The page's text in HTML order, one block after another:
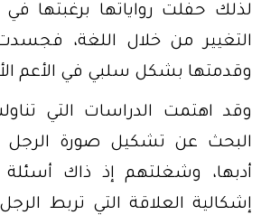
لذلك حفلت رواياتها برغبتها في
التغيير من خلال اللغة،
وقدمتها بشكل سلبي في الأعم
وقد اهتمت الدراسات التي
البحث عن تشكيل صورة الرجل
أدبها، وشغلتهم إذ ذاك
إشكالية العلاقة التي تربط